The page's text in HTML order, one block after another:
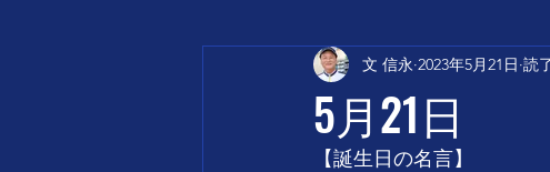
5月21日
文 信永 2023年5月21日 読
【誕生日の名言】